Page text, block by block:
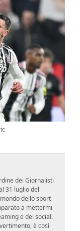
dei Giornalisti
31 luglio del
dello sport
a mettermi
e dei social.
è così